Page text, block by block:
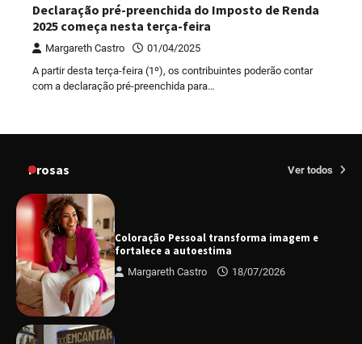
Declaração pré-preenchida do Imposto de Renda
2025 começa nesta terça-feira
Margareth Castro
01/04/2025
A partir desta terça-feira (1º), os contribuintes poderão contar
com a declaração pré-preenchida para…
Prosas Ver todos
Coloração Pessoal transforma imagem e
fortalece a autoestima
Margareth Castro 18/07/2026